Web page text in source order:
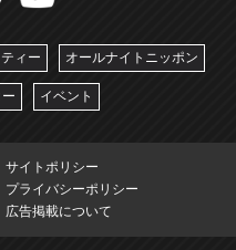
ィー オールナイトニッポン
イベント
サイトポリシー
プライバシーポリシー
広告掲載について